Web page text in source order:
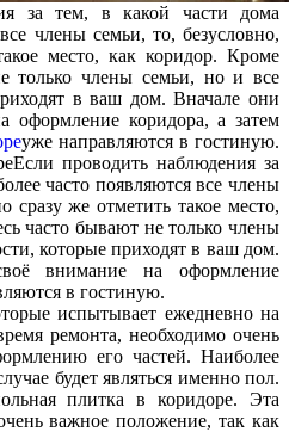
за тем, в какой части дома
члены семьи, то, безусловно,
место, как коридор. Кроме
только члены семьи, но и все
в ваш дом. Вначале они
оформление коридора, а затем
уже направляются в гостиную.
Если проводить наблюдения за
часто появляются все члены
сразу же отметить такое место,
часто бывают не только члены
которые приходят в ваш дом.
внимание на оформление
в гостиную.
испытывает ежедневно на
ремонта, необходимо очень
его частей. Наиболее
будет являться именно пол.
плитка в коридоре. Эта
важное положение, так как